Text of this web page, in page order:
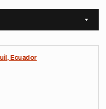
Sort
Ecuador